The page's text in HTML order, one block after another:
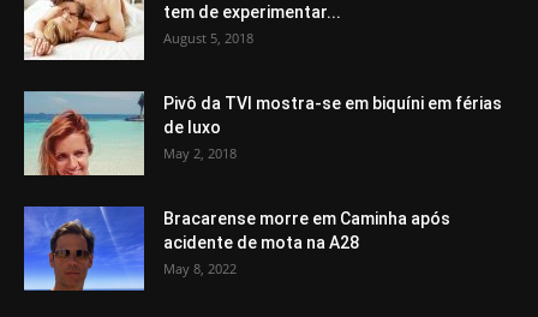
tem de experimentar...
August 5, 2018
Pivô da TVI mostra-se em biquíni em férias
de luxo
May 2, 2018
Bracarense morre em Caminha após
acidente de mota na A28
May 8, 2022